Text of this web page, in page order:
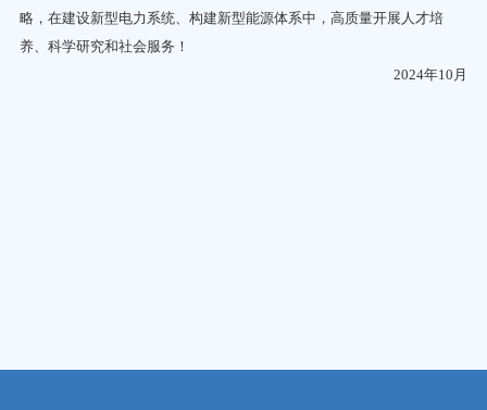
略，在建设新型电力系统、构建新型能源体系中，高质量开展人才培
养、科学研究和社会服务！
2024年10月